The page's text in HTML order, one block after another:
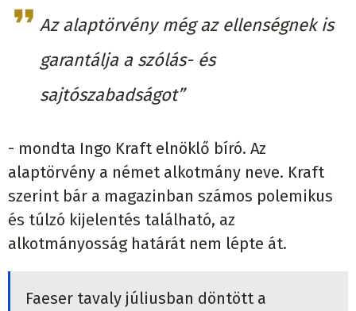
Az alaptörvény még az ellenségnek is
garantálja a szólás- és
sajtószabadságot”
- mondta Ingo Kraft elnöklő bíró. Az
alaptörvény a német alkotmány neve. Kraft
szerint bár a magazinban számos polemikus
és túlzó kijelentés található, az
alkotmányosság határát nem lépte át.
Faeser tavaly júliusban döntött a